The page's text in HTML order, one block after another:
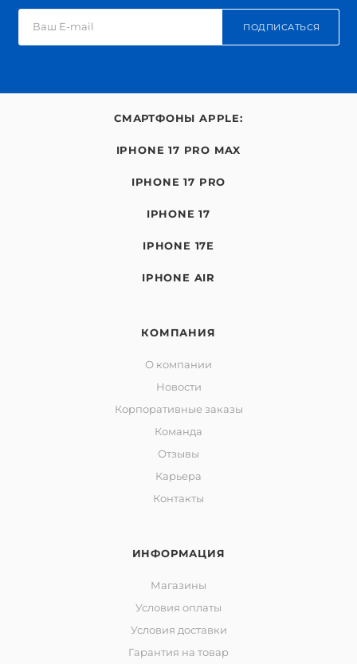
ПОДПИСАТЬСЯ
СМАРТФОНЫ APPLE:
IPHONE 17 PRO MAX
IPHONE 17 PRO
IPHONE 17
IPHONE 17E
IPHONE AIR
КОМПАНИЯ
О компании
Новости
Корпоративные заказы
Команда
Отзывы
Карьера
Контакты
ИНФОРМАЦИЯ
Магазины
Условия оплаты
Условия доставки
Гарантия на товар